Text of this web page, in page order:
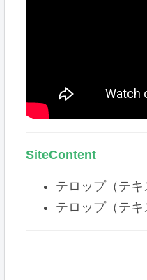
SiteContent
テロップ（テ
テロップ（テ